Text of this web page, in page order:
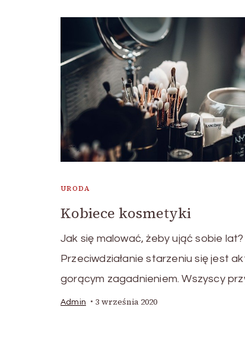
URODA
Kobiece kosmetyki
Jak się malować, żeby ująć sobie lat?
Przeciwdziałanie starzeniu się jest
gorącym zagadnieniem. Wszyscy
Admin 3 września 2020